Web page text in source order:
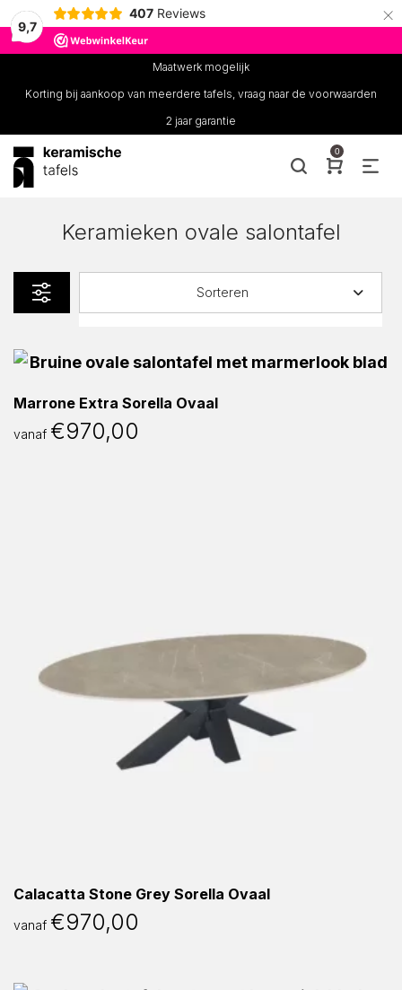
9,7
407 Reviews ×
Maatwerk mogelijk
Korting bij aankoop van meerdere tafels, vraag naar de voorwaarden
2 jaar garantie
0
Keramieken ovale salontafel
Sorteren
Marrone Extra Sorella Ovaal
vanaf €970,00
Calacatta Stone Grey Sorella Ovaal
vanaf €970,00